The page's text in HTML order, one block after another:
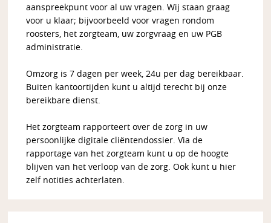
aanspreekpunt voor al uw vragen. Wij staan graag
voor u klaar; bijvoorbeeld voor vragen rondom
roosters, het zorgteam, uw zorgvraag en uw PGB
administratie.
Omzorg is 7 dagen per week, 24u per dag bereikbaar.
Buiten kantoortijden kunt u altijd terecht bij onze
bereikbare dienst.
Het zorgteam rapporteert over de zorg in uw
persoonlijke digitale cliëntendossier. Via de
rapportage van het zorgteam kunt u op de hoogte
blijven van het verloop van de zorg. Ook kunt u hier
zelf notities achterlaten.